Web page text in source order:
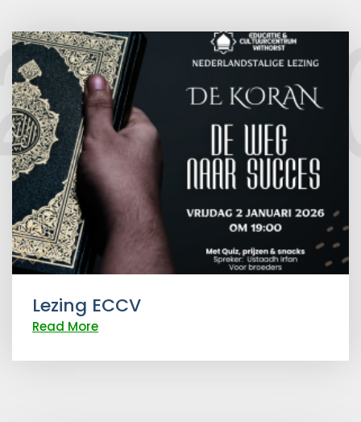
Lezing ECCV
Read More